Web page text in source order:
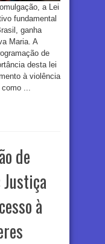
a Lei
fundamental
ganha
Maria. A
de
desta lei
à violência
como ...
de
à